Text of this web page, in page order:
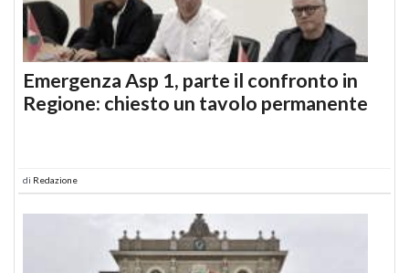
Emergenza Asp 1, parte il confronto in
Regione: chiesto un tavolo permanente
di Redazione